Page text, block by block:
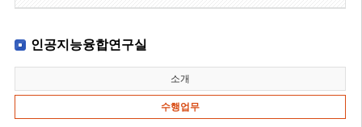
인공지능융합연구실
소개
수행업무